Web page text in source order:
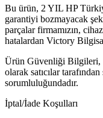
Bu ürün, 2 YIL HP
garantiyi bozmayacak
parçalar firmamızın,
hatalardan Victory
Ürün Güvenliği Bilgileri,
olarak satıcılar
sorumluluğundadır.
İptal/İade Koşulları